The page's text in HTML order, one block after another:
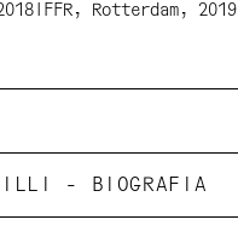
Rotterdam, 2019
al lungo viaggio
- BIOGRAFIA